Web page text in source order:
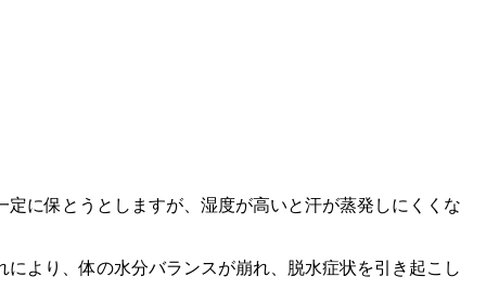
に保とうとしますが、湿度が高いと汗が蒸発しにくくな
より、体の水分バランスが崩れ、脱水症状を引き起こし